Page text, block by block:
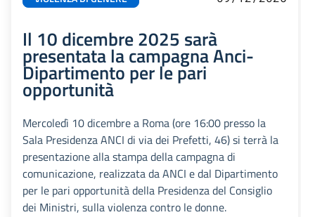
Il 10 dicembre 2025 sarà
presentata la campagna Anci-
Dipartimento per le pari
opportunità
Mercoledì 10 dicembre a Roma (ore 16:00 presso la
Sala Presidenza ANCI di via dei Prefetti, 46) si terrà la
presentazione alla stampa della campagna di
comunicazione, realizzata da ANCI e dal Dipartimento
per le pari opportunità della Presidenza del Consiglio
dei Ministri, sulla violenza contro le donne.